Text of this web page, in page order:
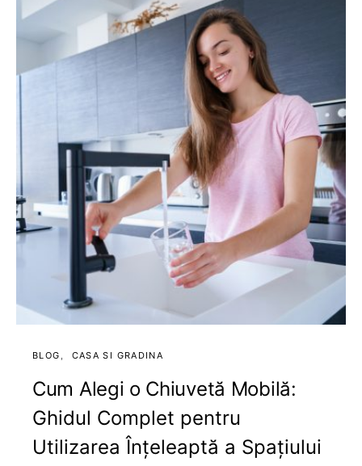
BLOG CASA SI GRADINA
Cum Alegi o Chiuvetă Mobilă:
Ghidul Complet pentru
Utilizarea Înțeleaptă a Spațiului